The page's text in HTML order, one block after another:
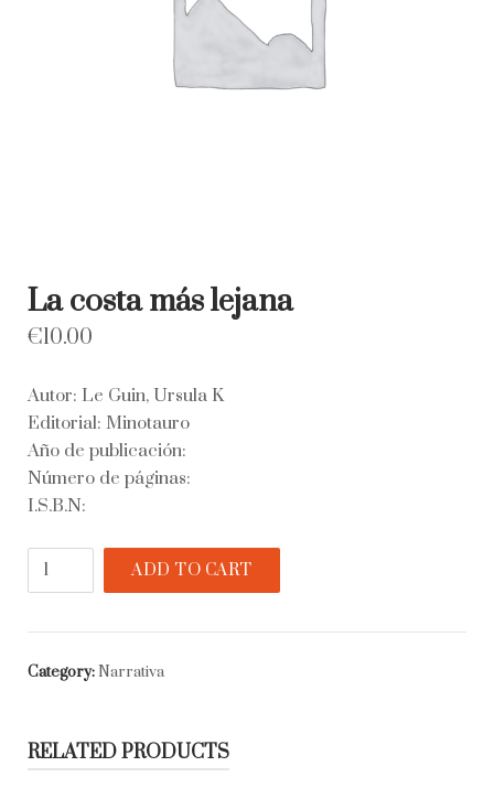
La costa más lejana
€10.00
Autor: Le Guin, Ursula K
Editorial: Minotauro
Año de publicación:
Número de páginas:
I.S.B.N:
lejana
quantity
ADD TO CART
Category:Narrativa
RELATED PRODUCTS